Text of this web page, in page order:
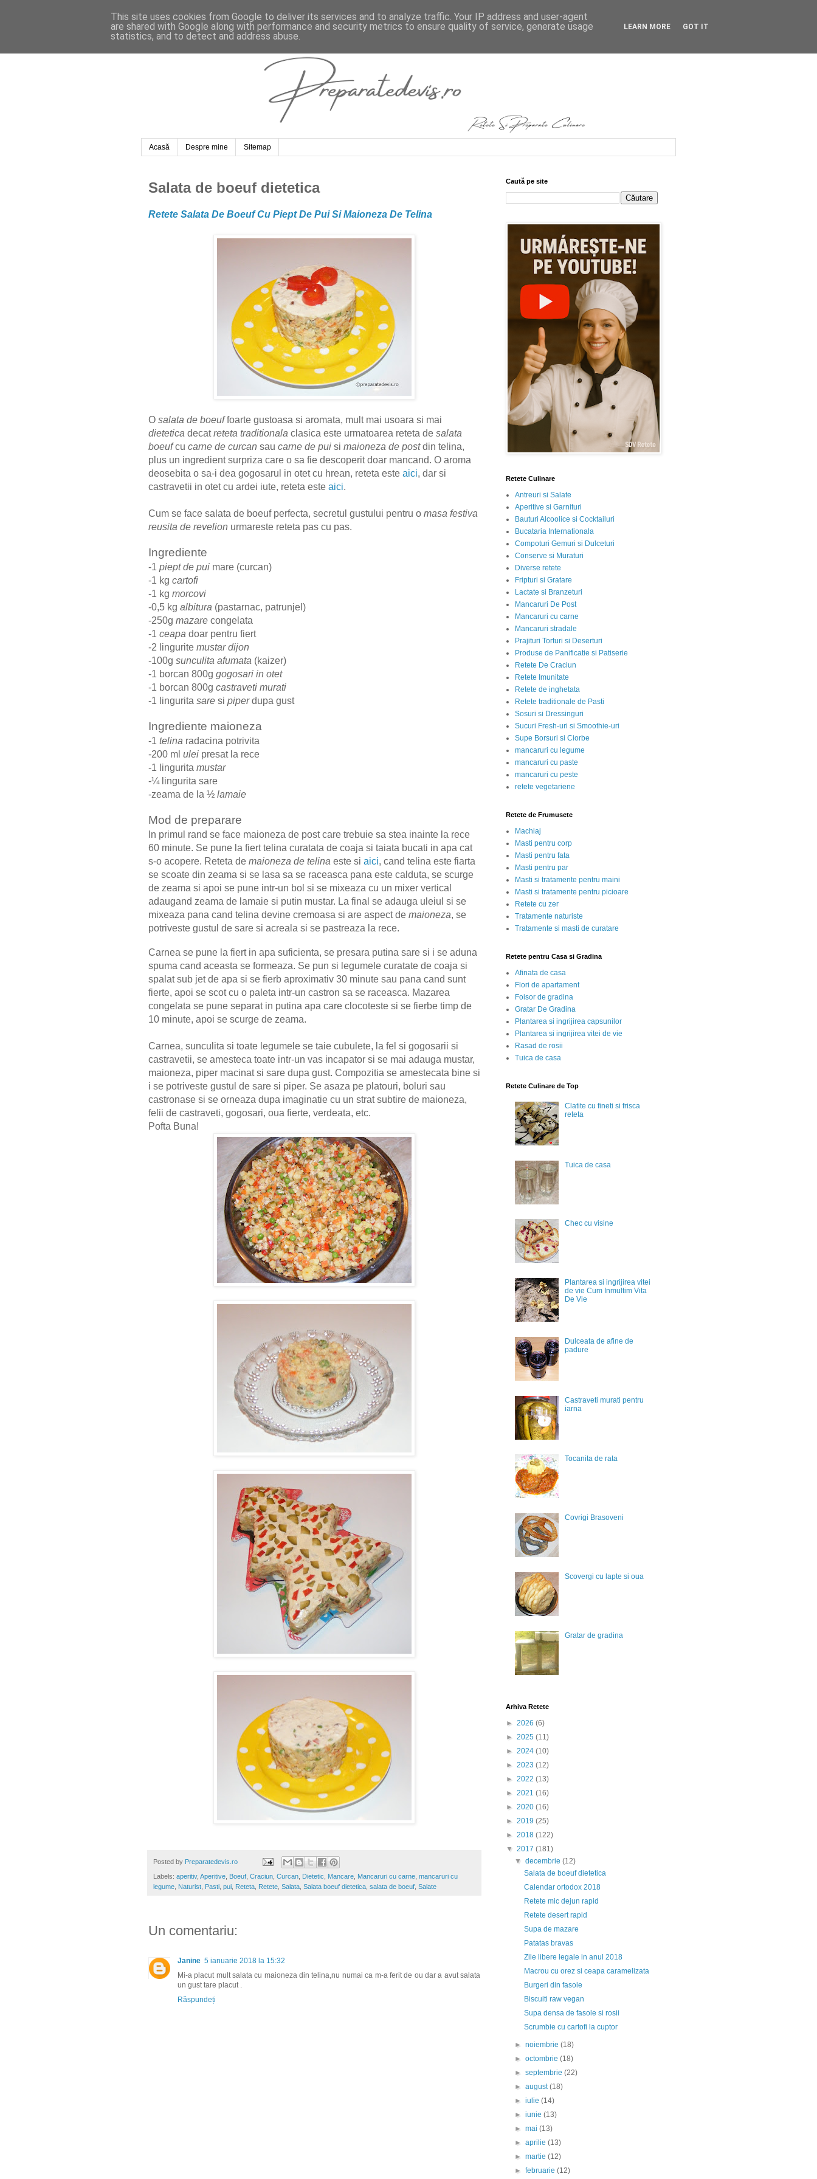
Acasă Despre mine Sitemap
Salata de boeuf dietetica
Retete Salata De Boeuf Cu Piept De Pui Si Maioneza De Telina
O salata de boeuffoarte gustoasa si aromata, mult mai usoara si mai
dietetica decatreteta traditionala clasica este urmatoarea reteta de salata
boeufcu carne de curcan sau carne de pui si maioneza de postdin telina,
plus un ingredient surpriza care o sa fie descoperit doar mancand. O aroma
deosebita o sa-i dea gogosarul in otet cu hrean, reteta este aici, dar si
castravetii in otet cu ardei iute, reteta este aici.
Cum se face salata de boeuf perfecta, secretul gustului pentru o masa festiva
reusita de revelion urmareste reteta pas cu pas.
Ingrediente
-1 piept de pui mare (curcan)
-1 kg cartofi
-1 kg morcovi
-0,5 kg albitura (pastarnac, patrunjel)
-250g mazare congelata
-1 ceapa doar pentru fiert
-2 lingurite mustar dijon
-100g sunculita afumata (kaizer)
-1 borcan 800g gogosari in otet
-1 borcan 800g castraveti murati
-1 lingurita sare si piperdupa gust
Ingrediente maioneza
-1 telina radacina potrivita
-200 ml ulei presat la rece
-1 lingurita mustar
-¼ lingurita sare
-zeama de la ½ lamaie
Mod de preparare
In primul rand se face maioneza de post care trebuie sa stea inainte la rece
60 minute. Se pune la fiert telina curatata de coaja si taiata bucati in apa cat
s-o acopere. Reteta de maioneza de telina este si aici, cand telina este fiarta
se scoate din zeama si se lasa sa se raceasca pana este calduta, se scurge
de zeama si apoi se pune intr-un bol si se mixeaza cu un mixer vertical
adaugand zeama de lamaie si putin mustar. La final se adauga uleiul si se
mixeaza pana cand telina devine cremoasa si are aspect de maioneza, se
potriveste gustul de sare si acreala si se pastreaza la rece.
Carnea se pune la fiert in apa suficienta, se presara putina sare si i se aduna
spuma cand aceasta se formeaza. Se pun si legumele curatate de coaja si
spalat sub jet de apa si se fierb aproximativ 30 minute sau pana cand sunt
fierte, apoi se scot cu o paleta intr-un castron sa se raceasca. Mazarea
congelata se pune separat in putina apa care clocoteste si se fierbe timp de
10 minute, apoi se scurge de zeama.
Carnea, sunculita si toate legumele se taie cubulete, la fel si gogosarii si
castravetii, se amesteca toate intr-un vas incapator si se mai adauga mustar,
maioneza, piper macinat si sare dupa gust. Compozitia se amestecata bine si
i se potriveste gustul de sare si piper. Se asaza pe platouri, boluri sau
castronase si se orneaza dupa imaginatie cu un strat subtire de maioneza,
felii de castraveti, gogosari, oua fierte, verdeata, etc.
Pofta Buna!
Posted by Preparatedevis.ro
Labels: aperitiv, Aperitive Boeuf Craciun Curcan Dietetic Mancare Mancaruri cu carne mancaruri cu
legume Naturist Pasti pui Reteta Retete Salata Salata boeuf dietetica salata de boeuf Salate
Un comentariu:
Janine 5 ianuarie 2018 la 15:32
Mi-a placut mult salata cu maioneza din telina,nu numai ca m-a ferit de ou dar a avut salata
un gust tare placut .
Răspundeți
Caută pe site
Retete Culinare
Antreuri si Salate
Aperitive si Garnituri
Bauturi Alcoolice si Cocktailuri
Bucataria Internationala
Compoturi Gemuri si Dulceturi
Conserve si Muraturi
Diverse retete
Fripturi si Gratare
Lactate si Branzeturi
Mancaruri De Post
Mancaruri cu carne
Mancaruri stradale
Prajituri Torturi si Deserturi
Produse de Panificatie si Patiserie
Retete De Craciun
Retete Imunitate
Retete de inghetata
Retete traditionale de Pasti
Sosuri si Dressinguri
Sucuri Fresh-uri si Smoothie-uri
Supe Borsuri si Ciorbe
mancaruri cu legume
mancaruri cu paste
mancaruri cu peste
retete vegetariene
Retete de Frumusete
Machiaj
Masti pentru corp
Masti pentru fata
Masti pentru par
Masti si tratamente pentru maini
Masti si tratamente pentru picioare
Retete cu zer
Tratamente naturiste
Tratamente si masti de curatare
Retete pentru Casa si Gradina
Afinata de casa
Flori de apartament
Foisor de gradina
Gratar De Gradina
Plantarea si ingrijirea capsunilor
Plantarea si ingrijirea vitei de vie
Rasad de rosii
Tuica de casa
Retete Culinare de Top
Clatite cu fineti si frisca
reteta
Tuica de casa
Chec cu visine
Plantarea si ingrijirea vitei
de vie Cum Inmultim Vita
De Vie
Dulceata de afine de
padure
Castraveti murati pentru
iarna
Tocanita de rata
Covrigi Brasoveni
Scovergi cu lapte si oua
Gratar de gradina
Arhiva Retete
► 2026 (6)
► 2025 (11)
► 2024 (10)
► 2023 (12)
► 2022 (13)
► 2021 (16)
► 2020 (16)
► 2019 (25)
► 2018 (122)
▼ 2017 (181)
▼decembrie(12)
Salata de boeuf dietetica
Calendar ortodox 2018
Retete mic dejun rapid
Retete desert rapid
Supa de mazare
Patatas bravas
Zile libere legale in anul 2018
Macrou cu orez si ceapa caramelizata
Burgeri din fasole
Biscuiti raw vegan
Supa densa de fasole si rosii
Scrumbie cu cartofi la cuptor
►noiembrie(18)
►octombrie(18)
►septembrie(22)
►august(18)
►iulie(14)
►iunie(13)
►mai(13)
►aprilie(13)
►martie(12)
►februarie(12)
This site uses cookies from Google to deliver its services and to analyze traffic. Your IP address and user-agent
are shared with Google along with performance and security metrics to ensure quality of service, generate usage
statistics, and to detect and address abuse.
LEARN MORE GOT IT